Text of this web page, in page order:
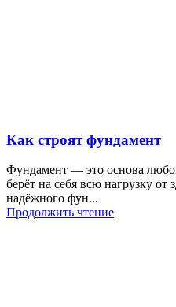
Как строят фундамент
Фундамент — это основа
берёт на себя всю нагрузку от
надёжного фун...
Продолжить чтение